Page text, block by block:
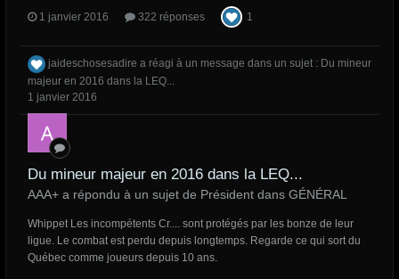
1 janvier 2016 322 réponses 1
jaideschosesadire a réagi à un message dans un sujet : Du mineur
majeur en 2016 dans la LEQ...
1 janvier 2016
Du mineur majeur en 2016 dans la LEQ...
AAA+ a répondu à un sujet de Président dans GÉNÉRAL
Whippet Les incompétents Cr.... sont protégés par les bonze de leur
ligue. Le combat est perdu depuis longtemps. Regarde ce qui sort du
Québec comme joueurs depuis 10 ans.